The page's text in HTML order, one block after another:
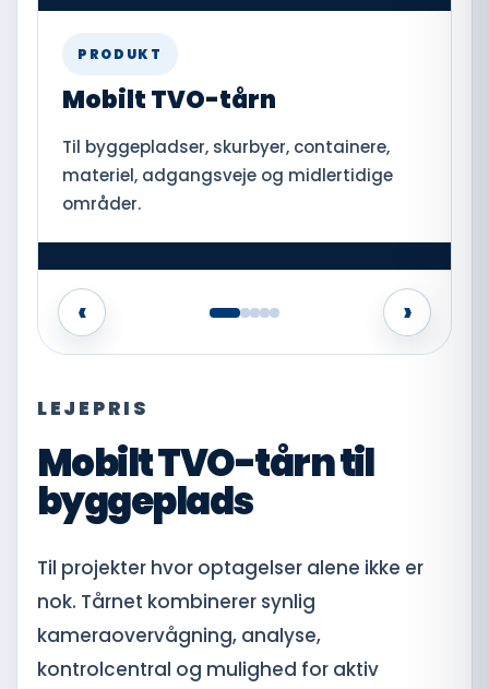
PRODUKT
Mobilt TVO-tårn
Til byggepladser, skurbyer, containere,
materiel, adgangsveje og midlertidige
områder.
‹ ›
LEJEPRIS
Mobilt TVO-tårn til
byggeplads
Til projekter hvor optagelser alene ikke er
nok. Tårnet kombinerer synlig
kameraovervågning, analyse,
kontrolcentral og mulighed for aktiv